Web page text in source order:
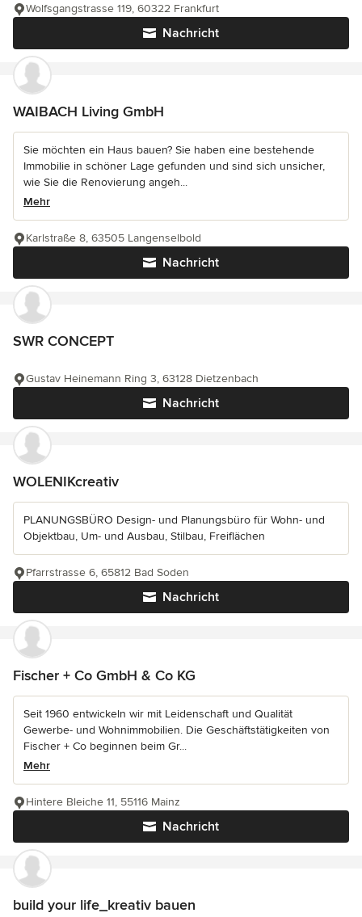
Nachricht
Wolfsgangstrasse 119, 60322 Frankfurt
WAIBACH Living GmbH
Sie möchten ein Haus bauen? Sie haben eine bestehende
Immobilie in schöner Lage gefunden und sind sich unsicher,
wie Sie die Renovierung angeh...
Mehr
Nachricht
Karlstraße 8, 63505 Langenselbold
SWR CONCEPT
Nachricht
Gustav Heinemann Ring 3, 63128 Dietzenbach
WOLENIKcreativ
PLANUNGSBÜRO Design- und Planungsbüro für Wohn- und
Objektbau, Um- und Ausbau, Stilbau, Freiflächen
Nachricht
Pfarrstrasse 6, 65812 Bad Soden
Fischer + Co GmbH & Co KG
Seit 1960 entwickeln wir mit Leidenschaft und Qualität
Gewerbe- und Wohnimmobilien. Die Geschäftstätigkeiten von
Fischer + Co beginnen beim Gr...
Mehr
Nachricht
Hintere Bleiche 11, 55116 Mainz
build your life_kreativ bauen